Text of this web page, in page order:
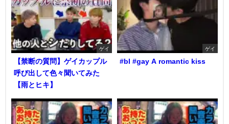
ゲイ
【禁断の質問】ゲイカップル
呼び出して色々聞いてみた
【雨とヒキ】
ゲイ
#bl #gay A romantic kiss